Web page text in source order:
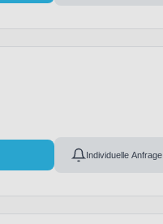
Individuelle Anfrage